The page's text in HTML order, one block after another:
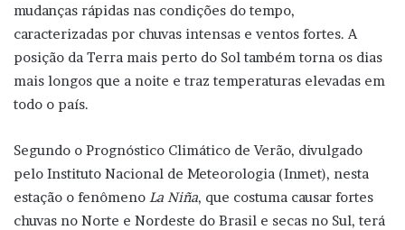
mudanças rápidas nas condições do tempo,
caracterizadas por chuvas intensas e ventos fortes. A
posição da Terra mais perto do Sol também torna os dias
mais longos que a noite e traz temperaturas elevadas em
todo o país.
Segundo o Prognóstico Climático de Verão, divulgado
pelo Instituto Nacional de Meteorologia (Inmet), nesta
estação o fenômeno La Niña, que costuma causar fortes
chuvas no Norte e Nordeste do Brasil e secas no Sul, terá